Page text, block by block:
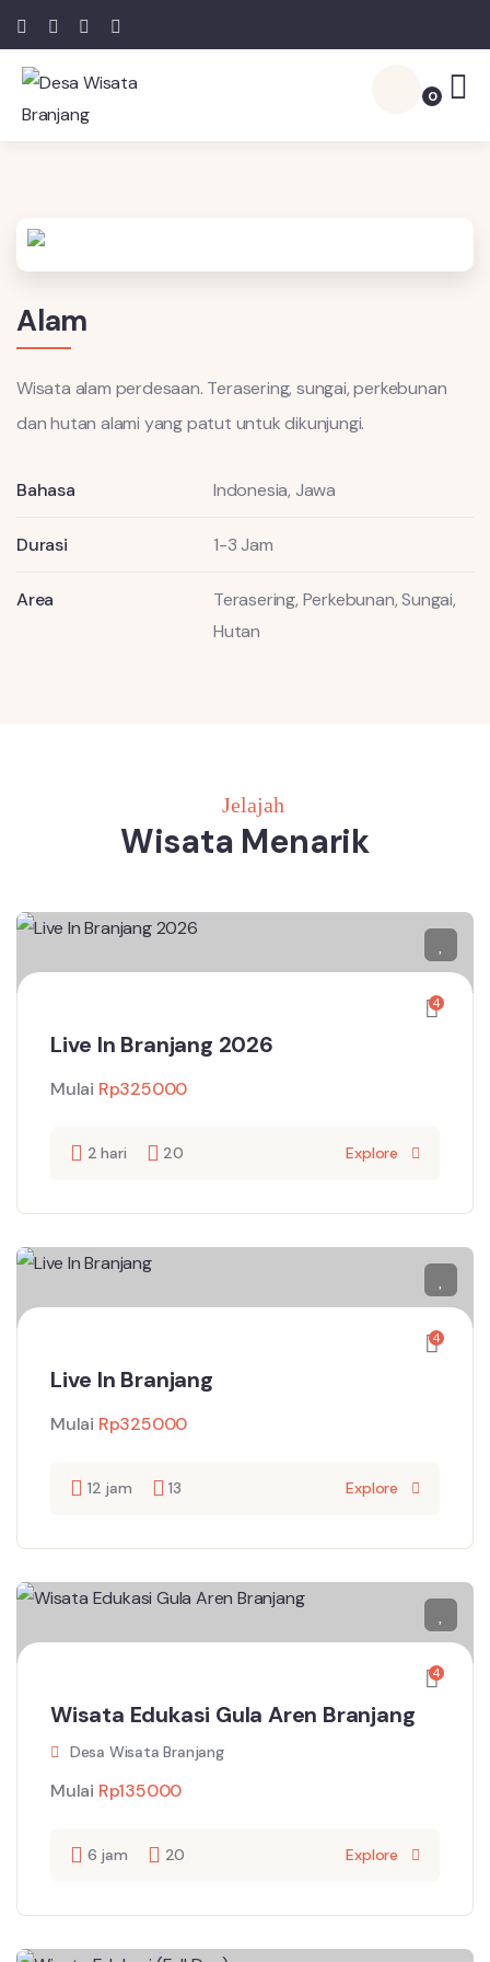
0
Alam
Wisata alam perdesaan. Terasering, sungai, perkebunan
dan hutan alami yang patut untuk dikunjungi.
Bahasa Indonesia, Jawa
Durasi 1-3 Jam
Area
Terasering, Perkebunan, Sungai,
Hutan
Jelajah
Wisata Menarik
4
Live In Branjang 2026
Mulai Rp325000
2 hari 20 Explore
4
Live In Branjang
Mulai Rp325000
12 jam 13 Explore
4
Wisata Edukasi Gula Aren Branjang
Desa Wisata Branjang
Mulai Rp135000
6 jam 20 Explore